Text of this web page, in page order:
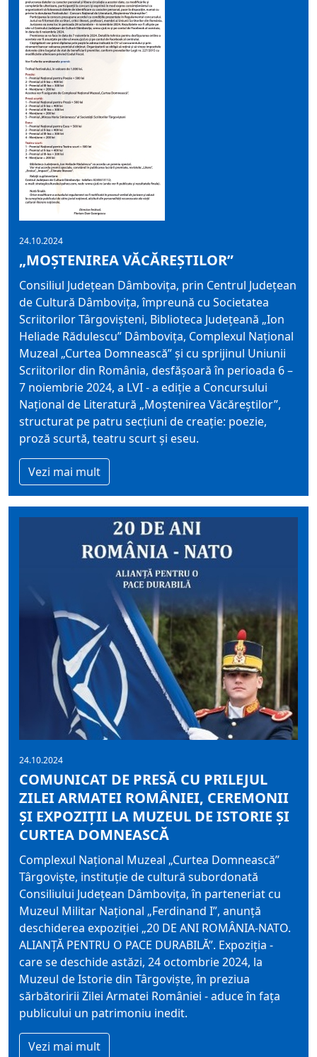
24.10.2024
„MOŞTENIREA VĂCĂREŞTILOR”
Consiliul Judeţean Dâmboviţa, prin Centrul Judeţean
de Cultură Dâmboviţa, împreună cu Societatea
Scriitorilor Târgovişteni, Biblioteca Judeţeană „Ion
Heliade Rădulescu” Dâmbovița, Complexul Naţional
Muzeal „Curtea Domnească” şi cu sprijinul Uniunii
Scriitorilor din România, desfăşoară în perioada 6 –
7 noiembrie 2024, a LVI - a ediţie a Concursului
Naţional de Literatură „Moştenirea Văcăreştilor”,
structurat pe patru secţiuni de creaţie: poezie,
proză scurtă, teatru scurt şi eseu.
Vezi mai mult
24.10.2024
COMUNICAT DE PRESĂ CU PRILEJUL
ZILEI ARMATEI ROMÂNIEI, CEREMONII
ȘI EXPOZIȚII LA MUZEUL DE ISTORIE ȘI
CURTEA DOMNEASCĂ
Complexul Național Muzeal „Curtea Domnească”
Târgoviște, instituție de cultură subordonată
Consiliului Județean Dâmbovița, în parteneriat cu
Muzeul Militar Național „Ferdinand I”, anunță
deschiderea expoziției „20 DE ANI ROMÂNIA-NATO.
ALIANȚĂ PENTRU O PACE DURABILĂ”. Expoziția -
care se deschide astăzi, 24 octombrie 2024, la
Muzeul de Istorie din Târgoviște, în preziua
sărbătoririi Zilei Armatei României - aduce în fața
publicului un patrimoniu inedit.
Vezi mai mult